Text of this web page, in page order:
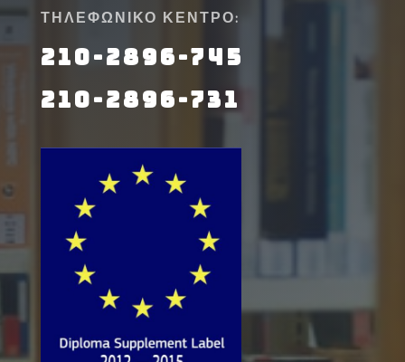
ΤΗΛΕΦΩΝΙΚΟ ΚΕΝΤΡΟ:
210-2896-745
210-2896-731